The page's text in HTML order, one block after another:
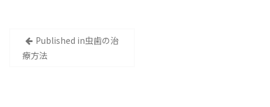
Published in虫歯の治
療方法